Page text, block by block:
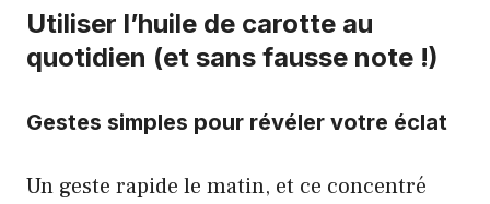
Utiliser l’huile de carotte au
quotidien (et sans fausse note !)
Gestes simples pour révéler votre éclat
Un geste rapide le matin, et ce concentré